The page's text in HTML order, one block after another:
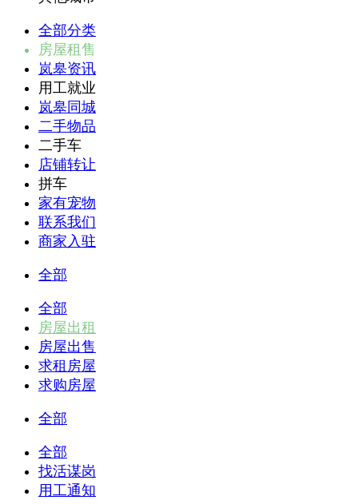
全部分类
房屋租售
岚皋资讯
用工就业
岚皋同城
二手物品
二手车
店铺转让
拼车
家有宠物
联系我们
商家入驻
全部
全部
房屋出租
房屋出售
求租房屋
求购房屋
全部
全部
找活谋岗
用工通知